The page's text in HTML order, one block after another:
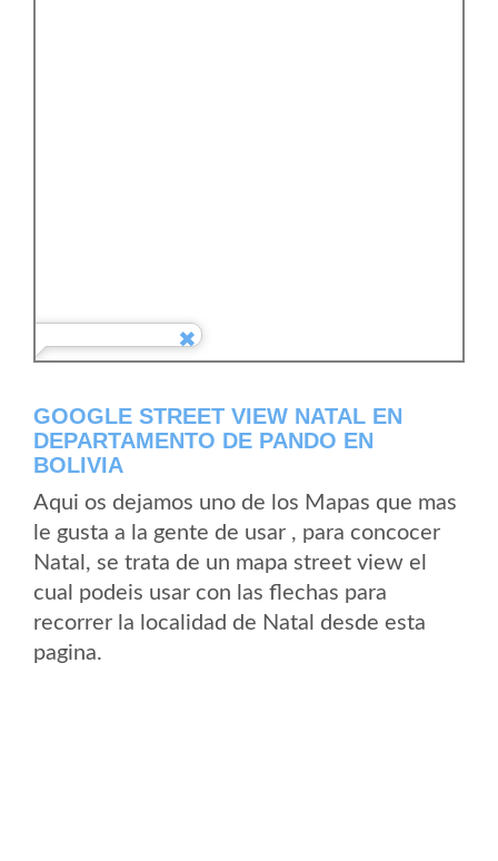
GOOGLE STREET VIEW NATAL EN
DEPARTAMENTO DE PANDO EN
BOLIVIA
Aqui os dejamos uno de los Mapas que mas
le gusta a la gente de usar , para concocer
Natal, se trata de un mapa street view el
cual podeis usar con las flechas para
recorrer la localidad de Natal desde esta
pagina.